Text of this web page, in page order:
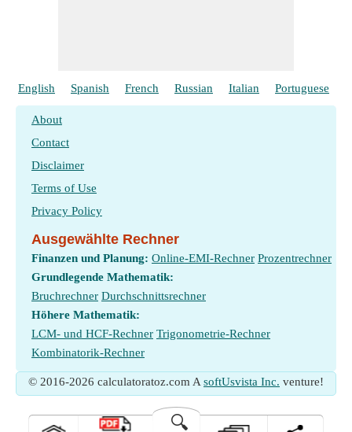
English Spanish French Russian Italian Portuguese
About
Contact
Disclaimer
Terms of Use
Privacy Policy
Ausgewählte Rechner
Finanzen und Planung: Online-EMI-Rechner Prozentrechner
Grundlegende Mathematik:
Bruchrechner Durchschnittsrechner
Höhere Mathematik:
LCM- und HCF-Rechner Trigonometrie-Rechner
Kombinatorik-Rechner
© 2016-2026 calculatoratoz.com A softUsvista Inc. venture!
🔍